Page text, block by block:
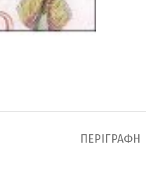
ΠΕΡΙΓΡΑΦΉ